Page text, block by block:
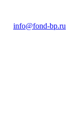
info@fond-bp.ru